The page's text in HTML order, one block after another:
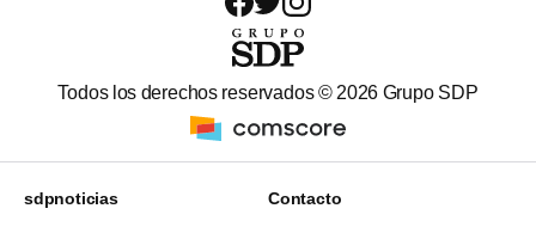
Todos los derechos reservados © 2026 Grupo SDP
sdpnoticias Contacto